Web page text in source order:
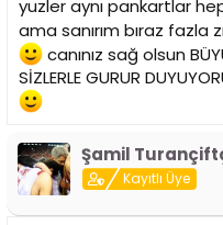
yuzler aynı pankartlar
ama sanırım bıraz fazla
canınız sağ olsun
SİZLERLE GURUR
Şamil
Kayıtlı Üye